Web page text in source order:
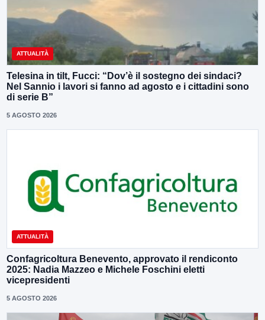
ATTUALITÀ
Telesina in tilt, Fucci: “Dov’è il sostegno dei sindaci?
Nel Sannio i lavori si fanno ad agosto e i cittadini sono
di serie B”
5 AGOSTO 2026
ATTUALITÀ
Confagricoltura Benevento, approvato il rendiconto
2025: Nadia Mazzeo e Michele Foschini eletti
vicepresidenti
5 AGOSTO 2026